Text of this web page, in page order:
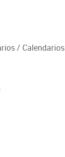
/ Calendarios